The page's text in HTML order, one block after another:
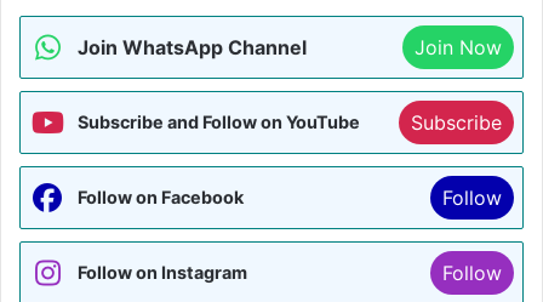
Join WhatsApp Channel Join Now
Subscribe and Follow on YouTube Subscribe
Follow on Facebook Follow
Follow on Instagram Follow